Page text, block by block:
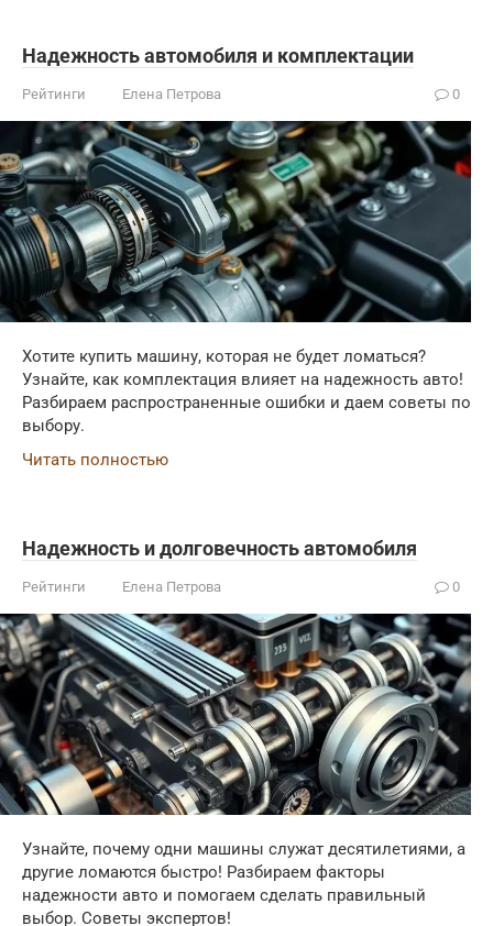
Надежность автомобиля и комплектации
Рейтинги Елена Петрова 0
Хотите купить машину, которая не будет ломаться?
Узнайте, как комплектация влияет на надежность авто!
Разбираем распространенные ошибки и даем советы по
выбору.
Читать полностью
Надежность и долговечность автомобиля
Рейтинги Елена Петрова 0
Узнайте, почему одни машины служат десятилетиями, а
другие ломаются быстро! Разбираем факторы
надежности авто и помогаем сделать правильный
выбор. Советы экспертов!